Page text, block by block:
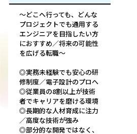
～どこへ行っても、どんな
プロジェクトでも通用する
エンジニアを目指したい方
におすすめ／将来の可能性
を広げる転職～
◎実務未経験でも安心の研
修制度／電子設計のプロへ
◎従業員の8割以上が技術
者でキャリアを磨ける環境
◎長期的な人材育成に注力
／高度な技術が強み
◎部分的な開発ではなく、